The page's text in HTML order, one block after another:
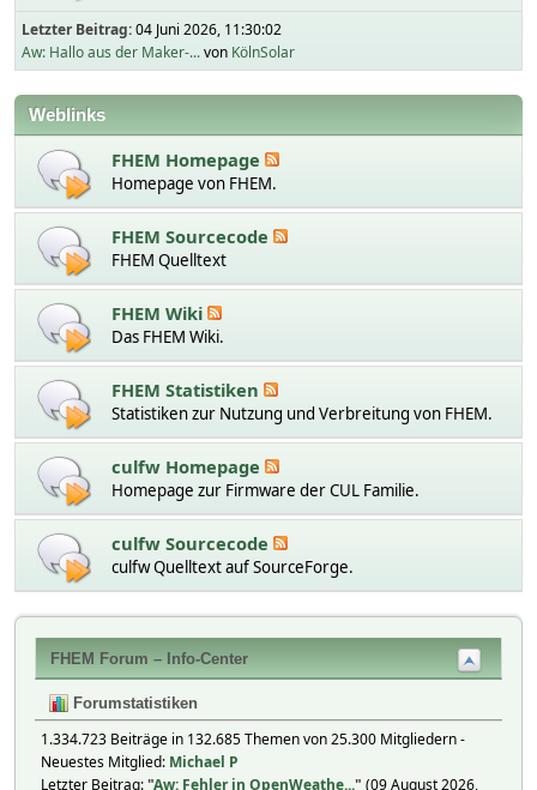
Letzter Beitrag:04 Juni 2026, 11:30:02
Aw: Hallo aus der Maker-...von KölnSolar
Weblinks
FHEM Homepage
Homepage von FHEM.
FHEM Sourcecode
FHEM Quelltext
FHEM Wiki
Das FHEM Wiki.
FHEM Statistiken
Statistiken zur Nutzung und Verbreitung von FHEM.
culfw Homepage
Homepage zur Firmware der CUL Familie.
culfw Sourcecode
culfw Quelltext auf SourceForge.
FHEM Forum – Info-Center
Forumstatistiken
1.334.723 Beiträge in 132.685 Themen von 25.300 Mitgliedern -
Neuestes Mitglied: Michael P
Letzter Beitrag:"Aw: Fehler in OpenWeathe..." (09 August 2026,